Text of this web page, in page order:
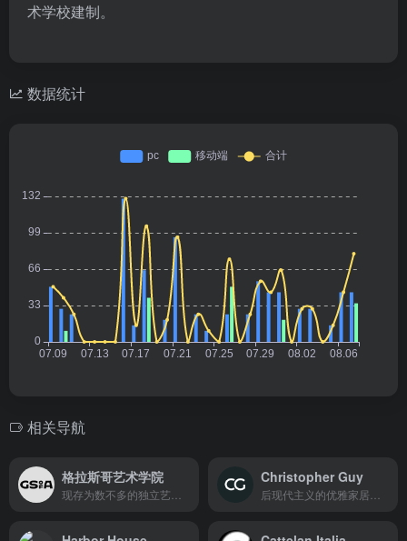
术学校建制。
数据统计
相关导航
格拉斯哥艺术学院 Christopher Guy